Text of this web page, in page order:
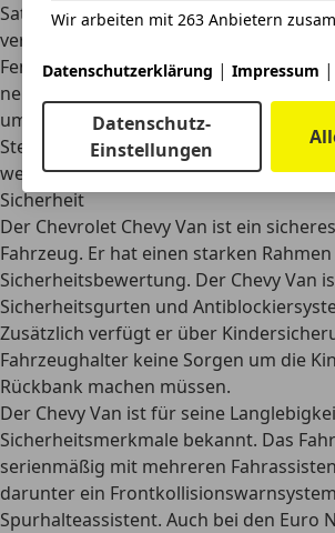
Satellitenradio und sechs Lautsprecher
verfügt außerdem über eine
Fensterheber und Schlösser, einen
neigbare Lenkung. Bei Bedarf kann der
umgerüstet werden, sodass ein
Steuerung der Stereoanlage und
werden kann und ein
Sicherheit
Der Chevrolet Chevy Van ist ein
Fahrzeug. Er hat einen starken
Sicherheitsbewertung. Der Chevy Van
Sicherheitsgurten und
Zusätzlich verfügt er über
Fahrzeughalter keine Sorgen um die
Rückbank machen müssen.
Der Chevy Van ist für seine
Sicherheitsmerkmale bekannt. Das
serienmäßig mit mehreren
darunter ein
Spurhalteassistent. Auch bei den Euro
Wir arbeiten mit 263 Anbietern
Datenschutzerklärung | Impressum |
Datenschutz-
Einstellungen